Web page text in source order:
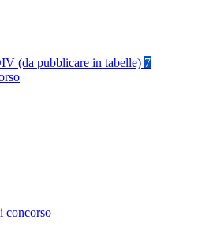
(da pubblicare in tabelle) 7
concorso